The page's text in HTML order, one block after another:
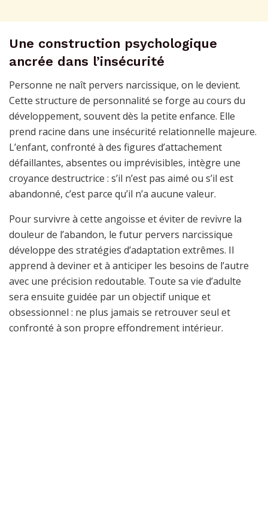
Une construction psychologique
ancrée dans l’insécurité
Personne ne naît pervers narcissique, on le devient.
Cette structure de personnalité se forge au cours du
développement, souvent dès la petite enfance. Elle
prend racine dans une insécurité relationnelle majeure.
L’enfant, confronté à des figures d’attachement
défaillantes, absentes ou imprévisibles, intègre une
croyance destructrice : s’il n’est pas aimé ou s’il est
abandonné, c’est parce qu’il n’a aucune valeur.
Pour survivre à cette angoisse et éviter de revivre la
douleur de l’abandon, le futur pervers narcissique
développe des stratégies d’adaptation extrêmes. Il
apprend à deviner et à anticiper les besoins de l’autre
avec une précision redoutable. Toute sa vie d’adulte
sera ensuite guidée par un objectif unique et
obsessionnel : ne plus jamais se retrouver seul et
confronté à son propre effondrement intérieur.